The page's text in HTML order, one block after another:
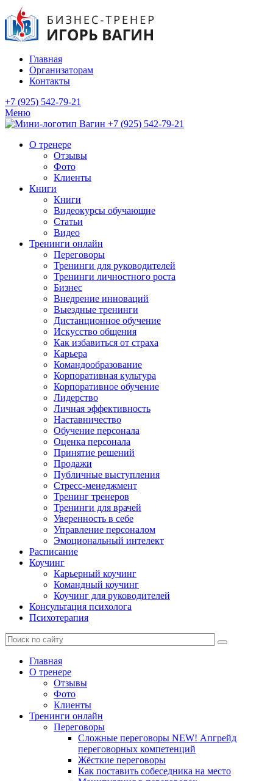
Главная
Организаторам
Контакты
+7 (925) 542-79-21
Меню
+7 (925) 542-79-21
О тренере
Отзывы
Фото
Клиенты
Книги
Книги
Видеокурсы обучающие
Статьи
Видео
Тренинги онлайн
Переговоры
Тренинги для руководителей
Тренинги личностного роста
Бизнес
Внедрение инноваций
Выездные тренинги
Дистанционное обучение
Искусство общения
Как избавиться от страха
Карьера
Командообразование
Корпоративная культура
Корпоративное обучение
Лидерство
Личная эффективность
Наставничество
Обучение персонала
Оценка персонала
Принятие решений
Продажи
Публичные выступления
Стресс-менеджмент
Тренинг тренеров
Тренинги для врачей
Уверенность в себе
Управление персоналом
Эмоциональный интелект
Расписание
Коучинг
Карьерный коучинг
Командный коучинг
Коучинг для руководителей
Консультация психолога
Психотерапия
Главная
О тренере
Отзывы
Фото
Клиенты
Тренинги онлайн
Переговоры
Сложные переговоры NEW! Апгрейд
переговорных компетенций
Жёсткие переговоры
Как поставить собеседника на место